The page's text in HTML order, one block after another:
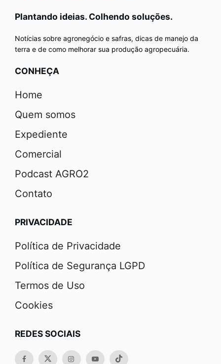
Plantando ideias. Colhendo soluções.
Notícias sobre agronegócio e safras, dicas de manejo da
terra e de como melhorar sua produção agropecuária.
CONHEÇA
Home
Quem somos
Expediente
Comercial
Podcast AGRO2
Contato
PRIVACIDADE
Política de Privacidade
Política de Segurança LGPD
Termos de Uso
Cookies
REDES SOCIAIS